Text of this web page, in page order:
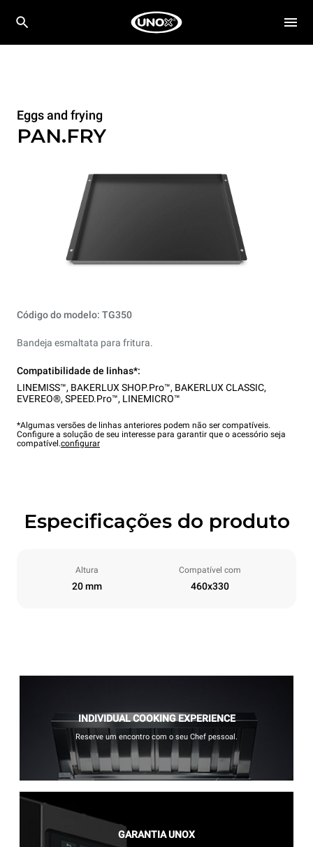
Eggs and frying
PAN.FRY
Código do modelo: TG350
Bandeja esmaltata para fritura.
Compatibilidade de linhas*:
LINEMISS™, BAKERLUX SHOP.Pro™, BAKERLUX CLASSIC,
EVEREO®, SPEED.Pro™, LINEMICRO™
*Algumas versões de linhas anteriores podem não ser compatíveis.
Configure a solução de seu interesse para garantir que o acessório seja
compatível.configurar
Especificações do produto
Altura
20 mm
Compatível com
460x330
INDIVIDUAL COOKING EXPERIENCE
Reserve um encontro com o seu Chef pessoal.
GARANTIA UNOX